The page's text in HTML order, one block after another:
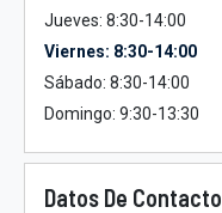
Jueves: 8:30-14:00
Viernes: 8:30-14:00
Sábado: 8:30-14:00
Domingo: 9:30-13:30
Datos De Contacto